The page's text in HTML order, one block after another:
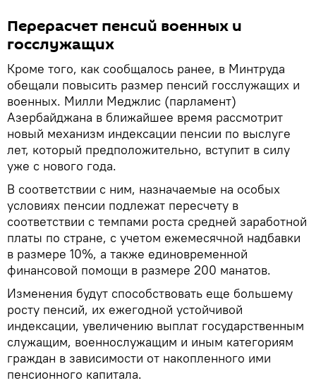
Перерасчет пенсий военных и
госслужащих
Кроме того, как сообщалось ранее, в Минтруда
обещали повысить размер пенсий госслужащих и
военных. Милли Меджлис (парламент)
Азербайджана в ближайшее время рассмотрит
новый механизм индексации пенсии по выслуге
лет, который предположительно, вступит в силу
уже с нового года.
В соответствии с ним, назначаемые на особых
условиях пенсии подлежат пересчету в
соответствии с темпами роста средней заработной
платы по стране, с учетом ежемесячной надбавки
в размере 10%, а также единовременной
финансовой помощи в размере 200 манатов.
Изменения будут способствовать еще большему
росту пенсий, их ежегодной устойчивой
индексации, увеличению выплат государственным
служащим, военнослужащим и иным категориям
граждан в зависимости от накопленного ими
пенсионного капитала.